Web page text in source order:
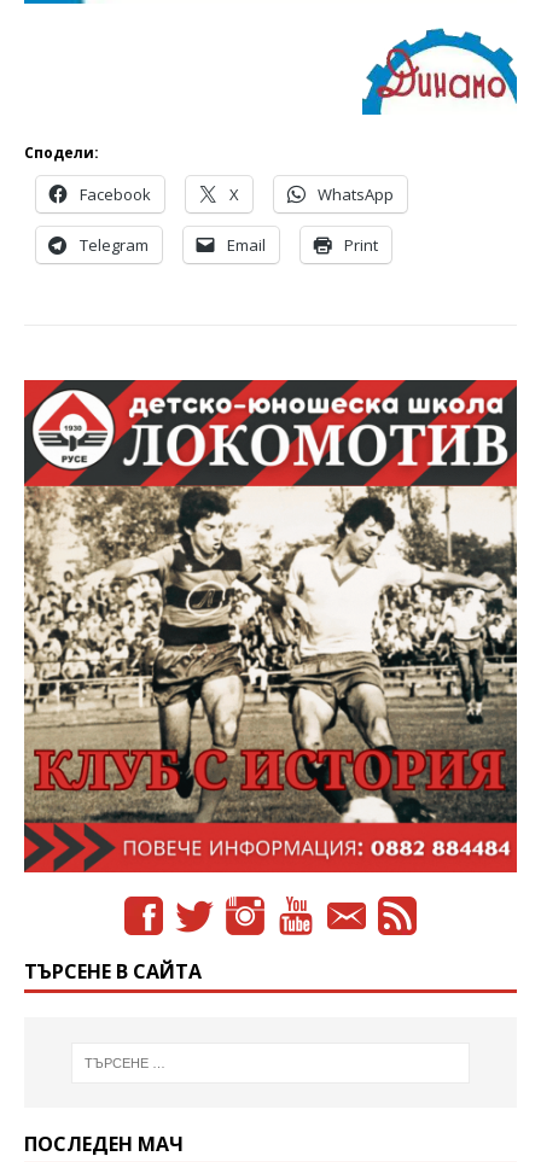
Сподели:
Facebook X WhatsApp
Telegram Email Print
ТЪРСЕНЕ В САЙТА
ПОСЛЕДЕН МАЧ